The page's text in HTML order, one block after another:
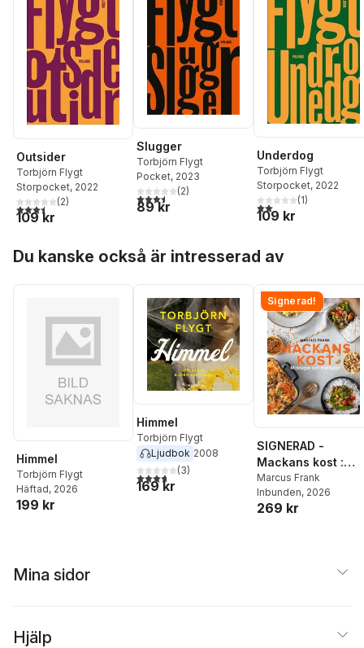
Outsider
Torbjörn Flygt
Storpocket, 2022
3,5utav 5 stjärnor. Totalt antal röster:
(2)
109 kr
Slugger
Torbjörn Flygt
Pocket, 2023
3,5utav 5 stjärnor. Totalt antal röster:
(2)
89 kr
Underdog
Torbjörn Flygt
Storpocket, 2022
2,0utav 5 stjärnor.
(1)
109 kr
Du kanske också är intresserad av
Himmel
Torbjörn Flygt
Häftad, 2026
199 kr
Himmel
Torbjörn Flygt
Ljudbok 2008
3,7utav 5 stjärnor. Totalt antal röster:
(3)
169 kr
Signerad!
SIGNERAD -
Mackans kost :
Middagar och
matlådor
Marcus Frank
Inbunden, 2026
269 kr
Mina sidor
Hjälp